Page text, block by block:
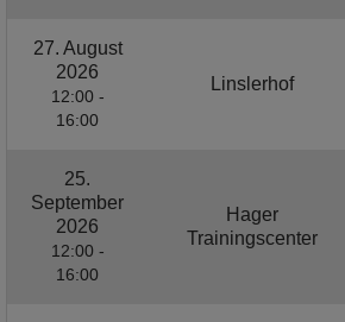
27. August
2026
12:00 -
16:00
Linslerhof
25.
September
2026
12:00 -
16:00
Hager
Trainingscenter